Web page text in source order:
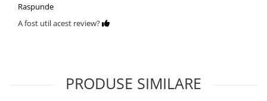
Raspunde
A fost util acest review?
PRODUSE SIMILARE